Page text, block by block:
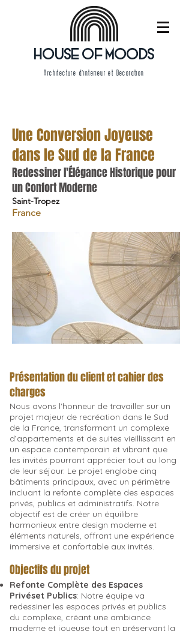
HOUSE OF MOODS
Architecture d'intérieur et Décoration
Une Conversion Joyeuse
dans le Sud de la France
Redessiner l'Élégance Historique pour
un Confort Moderne
Saint-Tropez
France
Présentation du client et cahier des
charges
Nous avons l'honneur de travailler sur un
projet majeur de recréation dans le Sud
de la France, transformant un complexe
d’appartements et de suites vieillissant en
un espace contemporain et vibrant que
les invités pourront apprécier tout au long
de leur séjour. Le projet englobe cinq
bâtiments principaux, avec un périmètre
incluant la refonte complète des espaces
privés, publics et administratifs. Notre
objectif est de créer un équilibre
harmonieux entre design moderne et
éléments naturels, offrant une expérience
immersive et confortable aux invités.
Refonte Complète des Espaces
Privéset Publics: Notre équipe va
redessiner les espaces privés et publics
du complexe, créant une ambiance
moderne et joyeuse tout en préservant la
Objectifs du projet